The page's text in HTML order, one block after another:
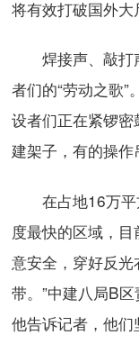
将有效打破国外大
焊接声、敲打
者们的“劳动之歌
设者们正在紧锣
建架子，有的操
在占地16万平
度最快的区域，
意安全，穿好反
带。”中建八局B
他告诉记者，他